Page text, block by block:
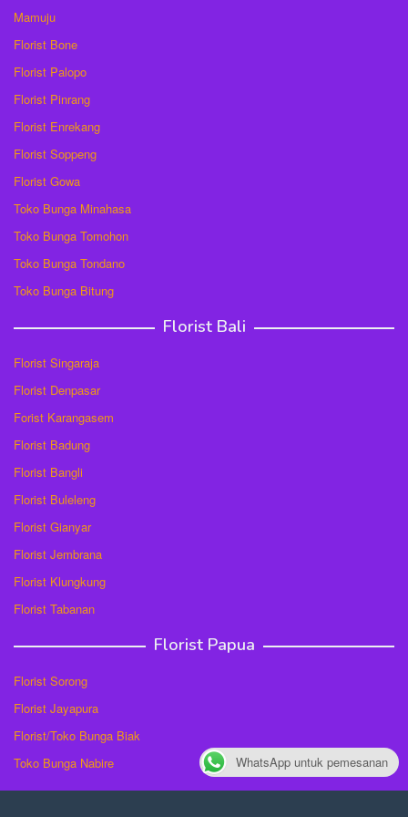
Mamuju
Florist Bone
Florist Palopo
Florist Pinrang
Florist Enrekang
Florist Soppeng
Florist Gowa
Toko Bunga Minahasa
Toko Bunga Tomohon
Toko Bunga Tondano
Toko Bunga Bitung
Florist Bali
Florist Singaraja
Florist Denpasar
Forist Karangasem
Florist Badung
Florist Bangli
Florist Buleleng
Florist Gianyar
Florist Jembrana
Florist Klungkung
Florist Tabanan
Florist Papua
Florist Sorong
Florist Jayapura
Florist/Toko Bunga Biak
Toko Bunga Nabire
WhatsApp untuk pemesanan